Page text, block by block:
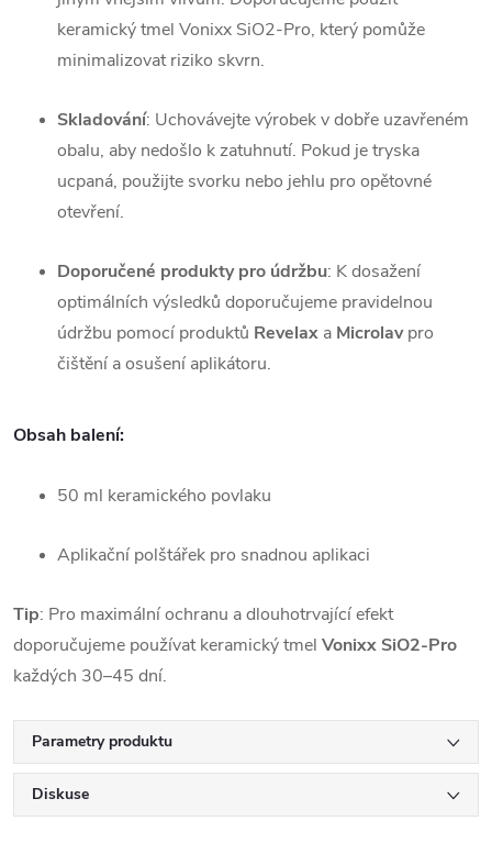
keramický tmel Vonixx SiO2-Pro, který pomůže
minimalizovat riziko skvrn.
Skladování: Uchovávejte výrobek v dobře uzavřeném
obalu, aby nedošlo k zatuhnutí. Pokud je tryska
ucpaná, použijte svorku nebo jehlu pro opětovné
otevření.
Doporučené produkty pro údržbu: K dosažení
optimálních výsledků doporučujeme pravidelnou
údržbu pomocí produktů Revelax a Microlavpro
čištění a osušení aplikátoru.
Obsah balení:
50 ml keramického povlaku
Aplikační polštářek pro snadnou aplikaci
Tip: Pro maximální ochranu a dlouhotrvající efekt
doporučujeme používat keramický tmel Vonixx SiO2-Pro
každých 30–45 dní.
Parametry produktu
Diskuse